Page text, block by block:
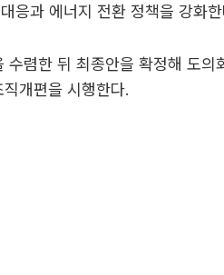
응과 에너지 전환 정책을 강화
렴한 뒤 최종안을 확정해 도의
개편을 시행한다.